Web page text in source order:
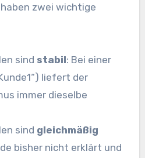
zwei wichtige
sind stabil: Bei einer
liefert der
immer dieselbe
sind gleichmäßig
bisher nicht erklärt und